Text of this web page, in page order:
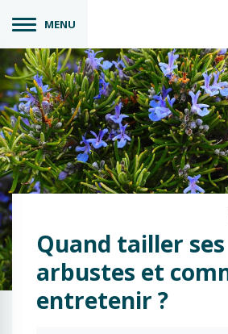
MENU
Quand tailler ses
arbustes et
entretenir ?